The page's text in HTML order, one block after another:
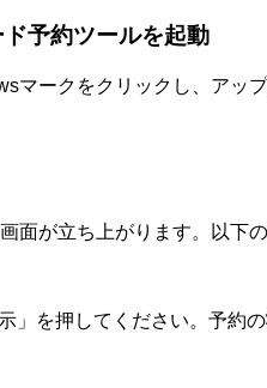
予約ツールを起動
マークをクリックし、アッ
面が立ち上がります。以下
」を押してください。予約の